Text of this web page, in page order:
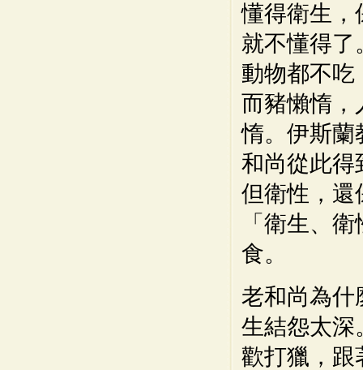
懂得衛生，
就不懂得了
動物都不吃
而豬懶惰，
惰。伊斯蘭
和尚從此得
但衛性，還
「衛生、
食。
老和尚為什
生結怨太深
歡打獵，跟